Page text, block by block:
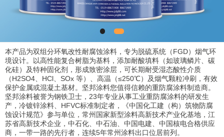
本产品为双组分环氧改性耐腐蚀涂料，专为脱硫系统（FGD）烟气环
境设计。以高性能复合树脂为基料，添加耐酸填料（如玻璃鳞片、碳
化硅）及特种固化剂，形成致密涂层，可长期耐受湿态酸性介质
（H2SO4、HCl、SOx 等）、高温（≤250℃）及烟气颗粒冲刷，有效
保护金属或混凝土基材。坚邦涂料您值得信赖的重防腐涂料制造商。
坚邦涂料被誉为钢铁卫士，23年专业从事工业重防腐涂料的研发生
产，冷镀锌涂料、HFVC标准制定者，《中国化工建（构）筑物防腐
蚀设计规范》参与单位，常州国家新型涂料高新技术产业化基地，江
苏省高新技术企业，中石化、中石油、中国电建、中国核电合格供应
商，一带一路的先行者，连续5年常州涂料出口位居前列。